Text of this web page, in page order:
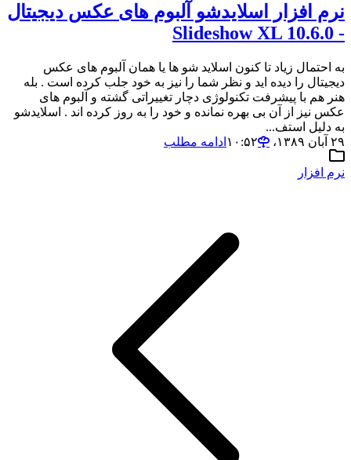
نرم افزار اسلایدشو آلبوم های عکس دیجیتال
- Slideshow XL 10.6.0
به احتمال زیاد تا کنون اسلاید شو ها یا همان آلبوم های عکس
دیجیتال را دیده اید و نظر شما را نیز به خود جلب کرده است . بله
هنر هم با پیشرفت تکنولوژی دچار تغییراتی گشته و آلبوم های
عکس نیز از آن بی بهره نمانده و خود را به روز کرده اند . اسلایدشو
به دلیل استف...
۲۹ آبان ۱۳۸۹،‏ ۱۰:۵۲
ادامه مطلب
نرم افزار